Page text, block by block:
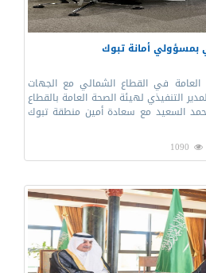
بمسؤولي أمانة تبوك
في القطاع الشمالي مع الجهات
التنفيذي لهيئة الصحة العامة بالقطاع
السعيد مع سعادة أمين منطقة تبوك
1090